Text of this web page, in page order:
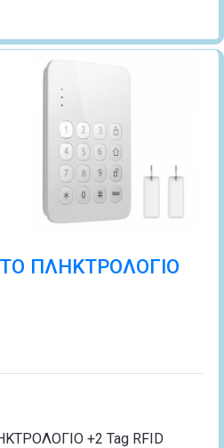
ΠΛΗΚΤΡΟΛΟΓΙΟ
+2 Tag RFID